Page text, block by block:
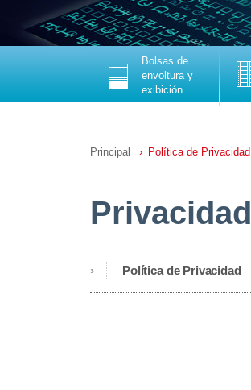
Bolsas de
envoltura y
exibición
Principal Política de Privacidad
Privacidad
Política de Privacidad